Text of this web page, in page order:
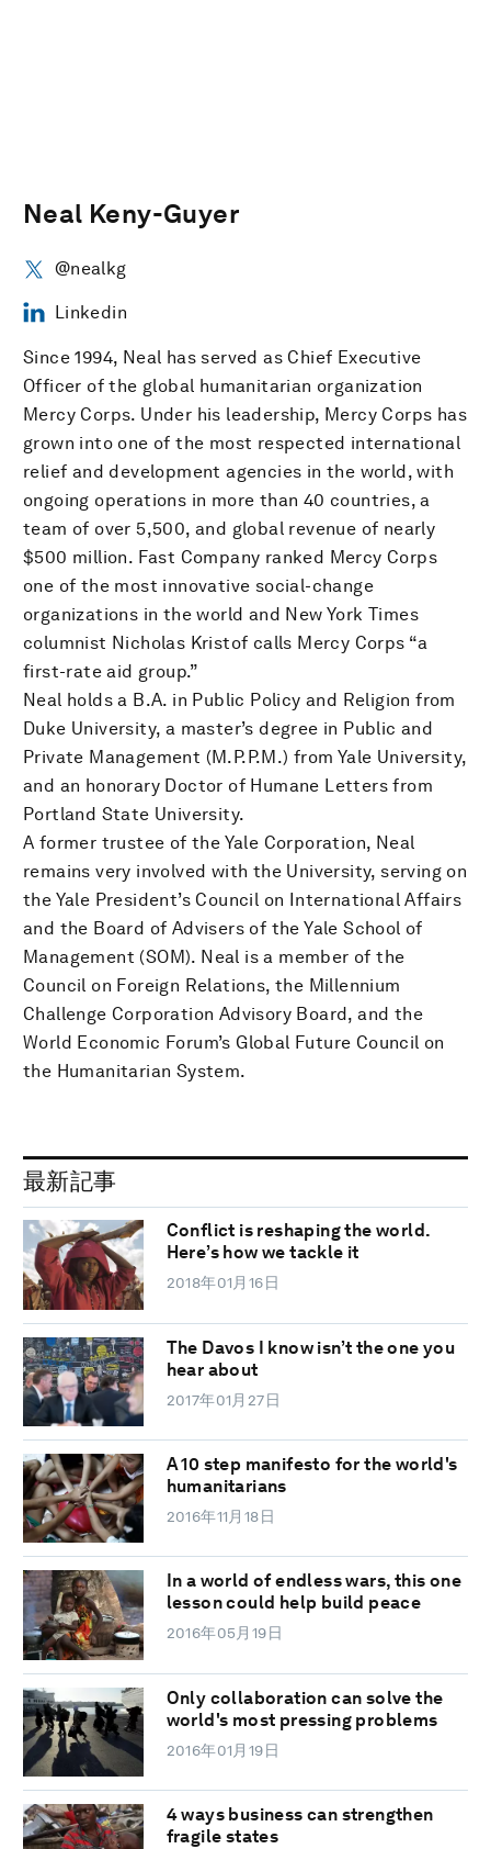
Neal Keny-Guyer
@nealkg
Linkedin
Since 1994, Neal has served as Chief Executive
Officer of the global humanitarian organization
Mercy Corps. Under his leadership, Mercy Corps has
grown into one of the most respected international
relief and development agencies in the world, with
ongoing operations in more than 40 countries, a
team of over 5,500, and global revenue of nearly
$500 million. Fast Company ranked Mercy Corps
one of the most innovative social-change
organizations in the world and New York Times
columnist Nicholas Kristof calls Mercy Corps “a
first-rate aid group.”
Neal holds a B.A. in Public Policy and Religion from
Duke University, a master’s degree in Public and
Private Management (M.P.P.M.) from Yale University,
and an honorary Doctor of Humane Letters from
Portland State University.
A former trustee of the Yale Corporation, Neal
remains very involved with the University, serving on
the Yale President’s Council on International Affairs
and the Board of Advisers of the Yale School of
Management (SOM). Neal is a member of the
Council on Foreign Relations, the Millennium
Challenge Corporation Advisory Board, and the
World Economic Forum’s Global Future Council on
the Humanitarian System.
最新記事
Conflict is reshaping the world.
Here’s how we tackle it
2018年01月16日
The Davos I know isn’t the one you
hear about
2017年01月27日
A 10 step manifesto for the world's
humanitarians
2016年11月18日
In a world of endless wars, this one
lesson could help build peace
2016年05月19日
Only collaboration can solve the
world's most pressing problems
2016年01月19日
4 ways business can strengthen
fragile states